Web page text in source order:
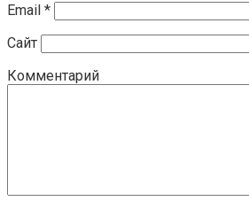
Email *
Сайт
Комментарий